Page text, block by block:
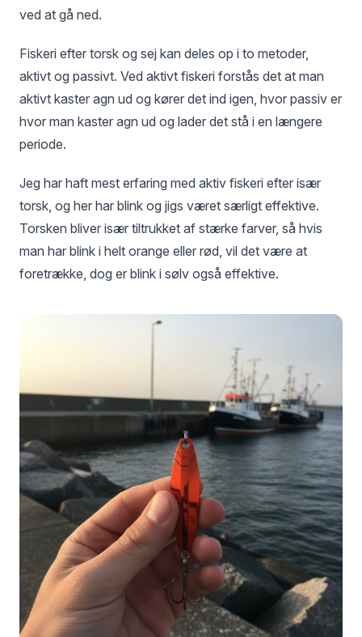
ved at gå ned.
Fiskeri efter torsk og sej kan deles op i to metoder,
aktivt og passivt. Ved aktivt fiskeri forstås det at man
aktivt kaster agn ud og kører det ind igen, hvor passiv er
hvor man kaster agn ud og lader det stå i en længere
periode.
Jeg har haft mest erfaring med aktiv fiskeri efter især
torsk, og her har blink og jigs været særligt effektive.
Torsken bliver især tiltrukket af stærke farver, så hvis
man har blink i helt orange eller rød, vil det være at
foretrække, dog er blink i sølv også effektive.